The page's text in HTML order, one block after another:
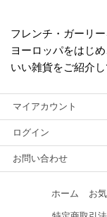
フレンチ・ガーリ
ヨーロッパをはじ
いい雑貨をご紹介し
マイアカウント
ログイン
お問い合わせ
ホーム お